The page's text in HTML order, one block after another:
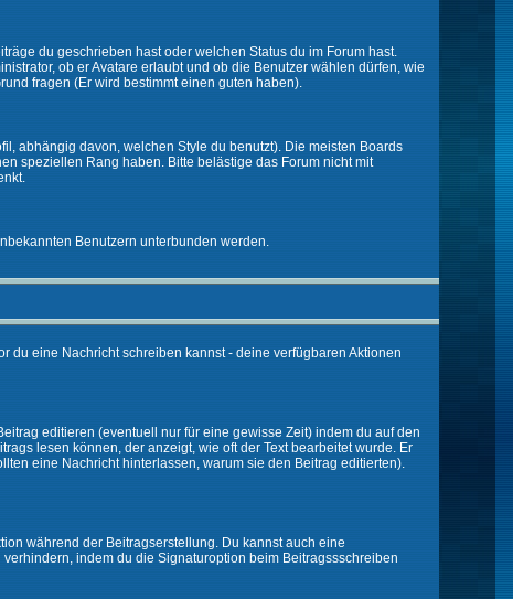
du geschrieben hast oder welchen Status du im Forum hast.
ob er Avatare erlaubt und ob die Benutzer wählen dürfen, wie
fragen (Er wird bestimmt einen guten haben).
abhängig davon, welchen Style du benutzt). Die meisten Boards
speziellen Rang haben. Bitte belästige das Forum nicht mit
Benutzern unterbunden werden.
du eine Nachricht schreiben kannst - deine verfügbaren Aktionen
editieren (eventuell nur für eine gewisse Zeit) indem du auf den
lesen können, der anzeigt, wie oft der Text bearbeitet wurde. Er
eine Nachricht hinterlassen, warum sie den Beitrag editierten).
während der Beitragserstellung. Du kannst auch eine
indem du die Signaturoption beim Beitragssschreiben